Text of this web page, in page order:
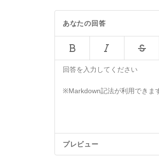
あなたの回答
プレビュー